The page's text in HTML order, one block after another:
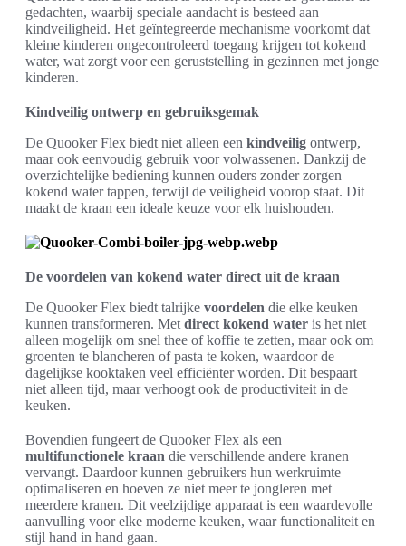
gedachten, waarbij speciale aandacht is besteed aan
kindveiligheid. Het geïntegreerde mechanisme voorkomt dat
kleine kinderen ongecontroleerd toegang krijgen tot kokend
water, wat zorgt voor een geruststelling in gezinnen met jonge
kinderen.
Kindveilig ontwerp en gebruiksgemak
De Quooker Flex biedt niet alleen een kindveilig ontwerp,
maar ook eenvoudig gebruik voor volwassenen. Dankzij de
overzichtelijke bediening kunnen ouders zonder zorgen
kokend water tappen, terwijl de veiligheid voorop staat. Dit
maakt de kraan een ideale keuze voor elk huishouden.
De voordelen van kokend water direct uit de kraan
De Quooker Flex biedt talrijke voordelen die elke keuken
kunnen transformeren. Met direct kokend water is het niet
alleen mogelijk om snel thee of koffie te zetten, maar ook om
groenten te blancheren of pasta te koken, waardoor de
dagelijkse kooktaken veel efficiënter worden. Dit bespaart
niet alleen tijd, maar verhoogt ook de productiviteit in de
keuken.
Bovendien fungeert de Quooker Flex als een
multifunctionele kraan die verschillende andere kranen
vervangt. Daardoor kunnen gebruikers hun werkruimte
optimaliseren en hoeven ze niet meer te jongleren met
meerdere kranen. Dit veelzijdige apparaat is een waardevolle
aanvulling voor elke moderne keuken, waar functionaliteit en
stijl hand in hand gaan.